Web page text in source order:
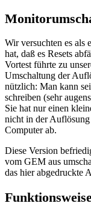
Wir versuchten es als
hat, daß es Resets
Vortest führte zu
Umschaltung der
nützlich: Man kann
schreiben (sehr
Sie hat nur einen
nicht in der Auflösung
Computer ab.
Diese Version
vom GEM aus
das hier abgedruckte